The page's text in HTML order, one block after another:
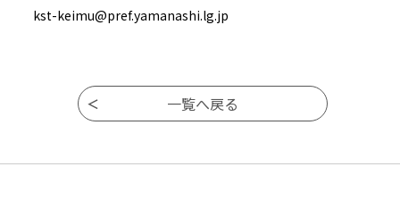
kst-keimu@pref.yamanashi.lg.jp